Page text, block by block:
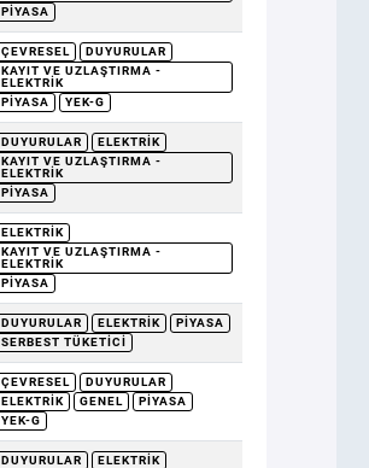
PIYASA
ÇEVRESEL
DUYURULAR
KAYIT VE UZLAŞTIRMA -
ELEKTRIK
PIYASA
YEK-G
DUYURULAR
ELEKTRIK
KAYIT VE UZLAŞTIRMA -
ELEKTRIK
PIYASA
ELEKTRIK
KAYIT VE UZLAŞTIRMA -
ELEKTRIK
PIYASA
DUYURULAR ELEKTRIK
PIYASA
SERBEST TÜKETICI
ÇEVRESEL
DUYURULAR
ELEKTRIK
GENEL
PIYASA
YEK-G
DUYURULAR
ELEKTRIK